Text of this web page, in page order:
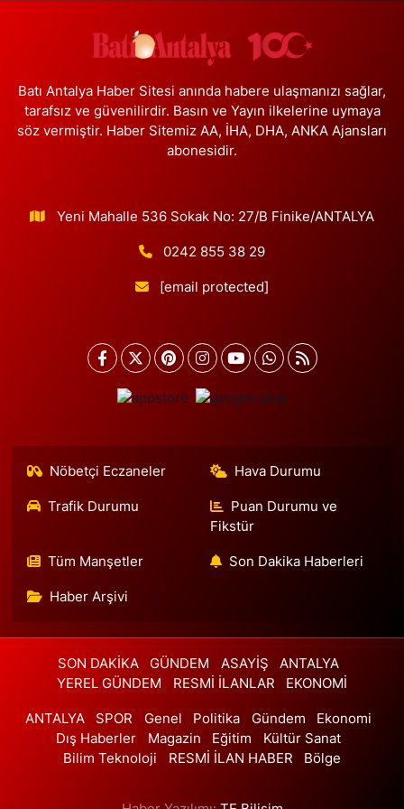
Nispetiye Mahallesi Hakkı Şehit Han Sokak 7 B Trio Kuaför'ün
Ülker Eczanesi
Mevlana Mahallesi Hürriyet Caddesi 10B Innovia 1. Etap Yolu Üzeri
Öğretmenler Sitesi ve Albayrak Cami yanı, Güzelyurt 2 Nolu ASM
Çemberlitaş Eczanesi
Naciye Eczanesi
Esentepe Mahallesi 2388. Sokak 8 A 38 NOLU ASM YANI -
Tozkoparan Eczanesi
FIRININ YAN DÜKKANI
Burak Eczanesi
Cevizlik Mahallesi Kırmızı Şebboy Sokak 15 A UZMANLAR TIP
MERKEZİ YANI DERSHANELER SOKAĞI İSTANBUL CADDESİ AÇIK
OTOPARKIN SOKAĞI
0 (212) 583 28 03 Yol Tarifi Al
Nida Eczanesi
İsmetpaşa Mahallesi 83. Sokak 52 B Piri Reis Sağlık Ocağı yanı,
KAPALI PAZAR PAZARI YANI
Batı Antalya Haber Sitesi anında habere ulaşmanızı sağlar,
tarafsız ve güvenilirdir. Basın ve Yayın ilkelerine uymaya
söz vermiştir. Haber Sitemiz AA, İHA, DHA, ANKA Ajansları
abonesidir.
Yeni Mahalle 536 Sokak No: 27/B Finike/ANTALYA
0242 855 38 29
[email protected]
Nöbetçi Eczaneler Hava Durumu
Trafik Durumu
Puan Durumu ve
Fikstür
Tüm Manşetler Son Dakika Haberleri
Haber Arşivi
SON DAKİKA GÜNDEM ASAYİŞ
ANTALYA
YEREL GÜNDEM
RESMİ İLANLAR EKONOMİ
ANTALYA SPOR Genel Politika Gündem
Ekonomi
Dış Haberler
Magazin Eğitim
Kültür Sanat
Bilim Teknoloji
RESMİ İLAN HABER Bölge